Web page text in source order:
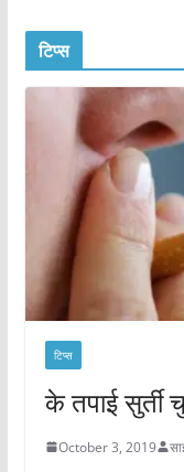
टिप्स
टिप्स
के तपाई सुर्ती
October 3, 2019